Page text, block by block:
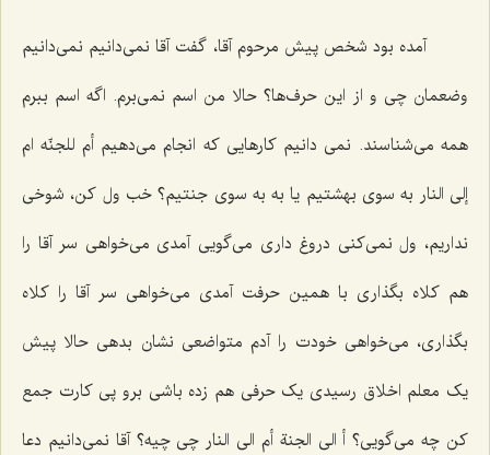
آمده بود شخص پیش مرحوم آقا، گفت آقا نمی‌دانیم نمی‌دانیم
وضعمان چی و از این حرف‌ها؟ حالا من اسم نمی‌برم. اگه اسم ببرم
همه می‌شناسند. نمی دانیم کارهایی که انجام می‌دهیم أم للجنّه ام
إلی‌ النار به سوی بهشتیم یا به به سوی جنتیم؟ خب ول کن، شوخی
نداریم، ول نمی‌کنی دروغ داری می‌گویی آمدی می‌خواهی سر آقا را
هم کلاه بگذاری با همین حرفت آمدی می‌خواهی سر آقا را کلاه
بگذاری، می‌خواهی خودت را آدم متواضعی نشان بدهی حالا پیش
یک معلم اخلاق رسیدی یک حرفی هم زده باشی برو پی کارت جمع
کن چه می‌گویی؟ أ الی الجنة أم الی النار چی چیه؟ آقا نمی‌دانیم دعا